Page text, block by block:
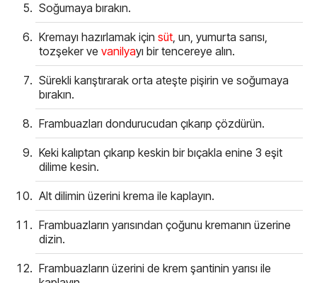
Soğumaya bırakın.
Kremayı hazırlamak için süt, un, yumurta sarısı,
tozşeker ve vanilyayı bir tencereye alın.
Sürekli karıştırarak orta ateşte pişirin ve soğumaya
bırakın.
Frambuazları dondurucudan çıkarıp çözdürün.
Keki kalıptan çıkarıp keskin bir bıçakla enine 3 eşit
dilime kesin.
Alt dilimin üzerini krema ile kaplayın.
Frambuazların yarısından çoğunu kremanın üzerine
dizin.
Frambuazların üzerini de krem şantinin yarısı ile